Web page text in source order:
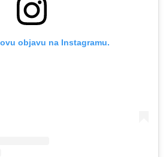
objavu na Instagramu.